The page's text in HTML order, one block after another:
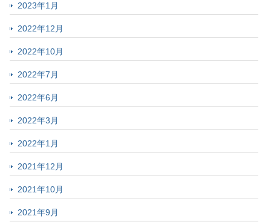
2023年1月
2022年12月
2022年10月
2022年7月
2022年6月
2022年3月
2022年1月
2021年12月
2021年10月
2021年9月